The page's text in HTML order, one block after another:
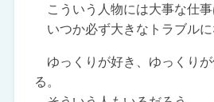
こういう人物には大事な仕事
いつか必ず大きなトラブルに
ゆっくりが好き、ゆっくり
る。